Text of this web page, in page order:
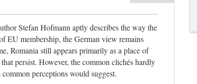
Stefan Hofmann aptly describes the way the
EU membership, the German view remains
Romania still appears primarily as a place of
persist. However, the common clichés hardly
perceptions would suggest.